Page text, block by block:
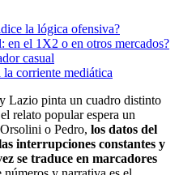
la lógica ofensiva?
en el 1X2 o en otros mercados?
casual
corriente mediática
Lazio pinta un cuadro distinto
relato popular espera un
o Pedro, los datos del
interrupciones constantes y
se traduce en marcadores